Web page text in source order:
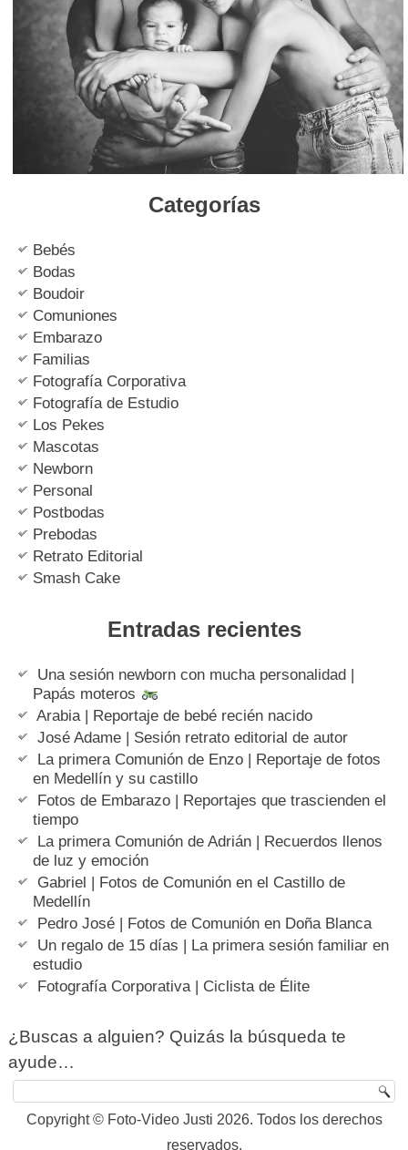
Categorías
Bebés
Bodas
Boudoir
Comuniones
Embarazo
Familias
Fotografía Corporativa
Fotografía de Estudio
Los Pekes
Mascotas
Newborn
Personal
Postbodas
Prebodas
Retrato Editorial
Smash Cake
Entradas recientes
Una sesión newborn con mucha personalidad |
Papás moteros
Arabia | Reportaje de bebé recién nacido
José Adame | Sesión retrato editorial de autor
La primera Comunión de Enzo | Reportaje de fotos
en Medellín y su castillo
Fotos de Embarazo | Reportajes que trascienden el
tiempo
La primera Comunión de Adrián | Recuerdos llenos
de luz y emoción
Gabriel | Fotos de Comunión en el Castillo de
Medellín
Pedro José | Fotos de Comunión en Doña Blanca
Un regalo de 15 días | La primera sesión familiar en
estudio
Fotografía Corporativa | Ciclista de Élite
¿Buscas a alguien? Quizás la búsqueda te
ayude…
Copyright © Foto-Video Justi 2026. Todos los derechos
reservados.